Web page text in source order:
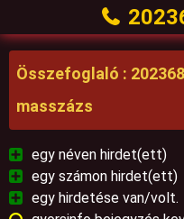
Összefoglaló :
masszázs
egy néven hirdet(ett)
egy számon hirdet(ett)
egy hirdetése van/volt.